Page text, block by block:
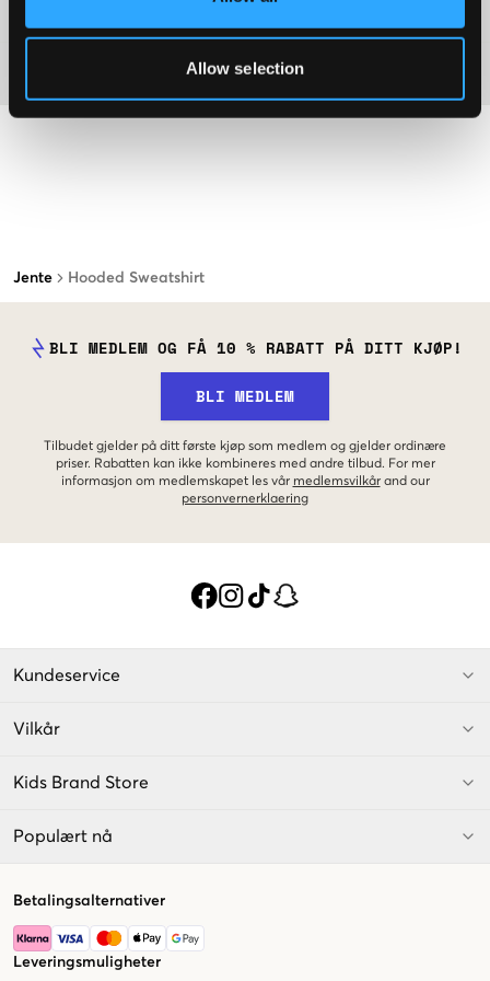
Allow selection
Jente Hooded Sweatshirt
BLI MEDLEM OG FÅ 10 % RABATT PÅ DITT KJØP!
BLI MEDLEM
Tilbudet gjelder på ditt første kjøp som medlem og gjelder ordinære
priser. Rabatten kan ikke kombineres med andre tilbud. For mer
informasjon om medlemskapet les vår medlemsvilkår and our
personvernerklaering
Kundeservice
Vilkår
Kids Brand Store
Populært nå
Betalingsalternativer
Leveringsmuligheter